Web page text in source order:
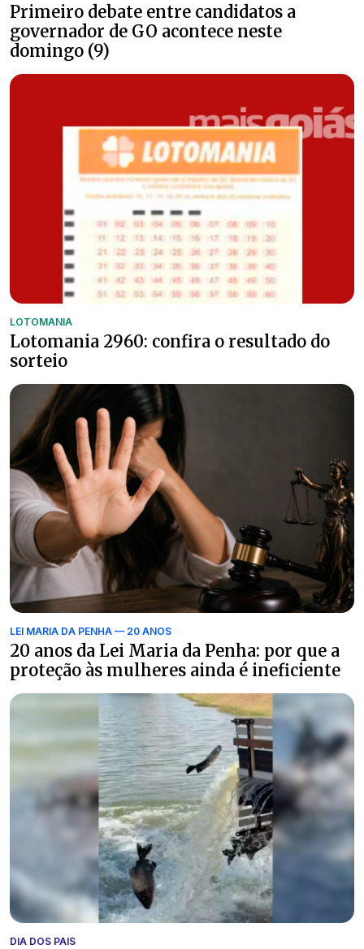
Primeiro debate entre candidatos a
governador de GO acontece neste
domingo (9)
LOTOMANIA
Lotomania 2960: confira o resultado do
sorteio
LEI MARIA DA PENHA — 20 ANOS
20 anos da Lei Maria da Penha: por que a
proteção às mulheres ainda é ineficiente
DIA DOS PAIS